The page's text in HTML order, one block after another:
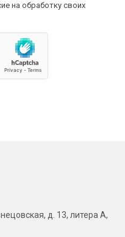
на обработку своих
д. 13, литера А,